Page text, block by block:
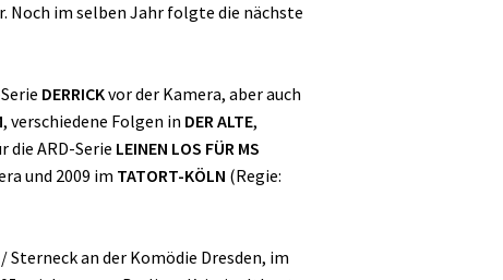
Noch im selben Jahr folgte die nächste
DERRICKvor der Kamera, aber auch
, verschiedene Folgen in DER ALTE,
ARD-Serie LEINEN LOS FÜR MS
und 2009 im TATORT-KÖLN (Regie:
an der Komödie Dresden, im